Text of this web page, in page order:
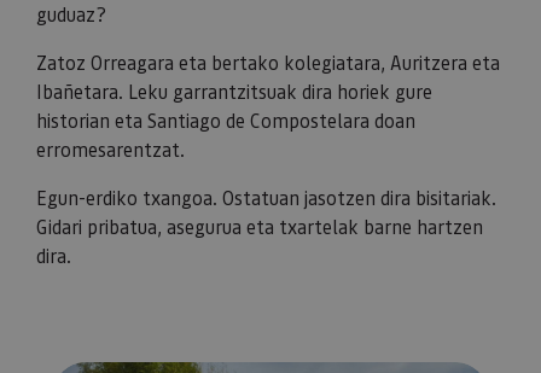
guduaz?
Zatoz Orreagara eta bertako kolegiatara, Auritzera eta
Ibañetara. Leku garrantzitsuak dira horiek gure
historian eta Santiago de Compostelara doan
erromesarentzat.
Egun-erdiko txangoa. Ostatuan jasotzen dira bisitariak.
Gidari pribatua, asegurua eta txartelak barne hartzen
dira.